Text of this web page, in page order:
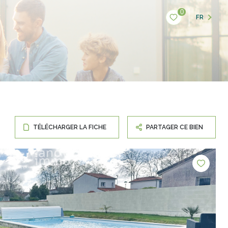
0
FR
TÉLÉCHARGER LA FICHE PARTAGER CE BIEN